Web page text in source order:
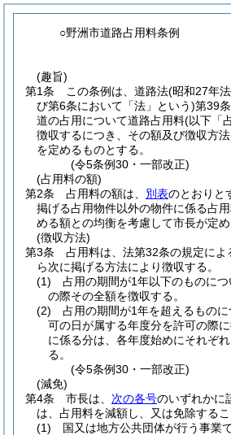
○野洲市道路占用料条例
(趣旨)
第1条
この条例は、道路法(昭和27年
び第6条において「法」という)第39
道の占用について道路占用料(以下「
徴収するにつき、その額及び徴収方
を定めるものとする。
(令5条例30・一部改正)
(占用料の額)
第2条
占用料の額は、 別表のとおりと
掲げる占用物件以外の物件に係る占用
める額との均衡を考慮して市長が定め
(徴収方法)
第3条
占用料は、法第32条の規定に
ら次に掲げる方法により徴収する。
(1)
占用の期間が1年以下のものに
の際その全額を徴収する。
(2)
占用の期間が1年を超えるもの
可の日が属する年度分を許可の際
に係る分は、各年度始めにそれぞ
る。
(令5条例30・一部改正)
(減免)
第4条
市長は、 次の各号のいずれかに
は、占用料を減額し、又は免除するこ
(1)
国又は地方公共団体が行う事業